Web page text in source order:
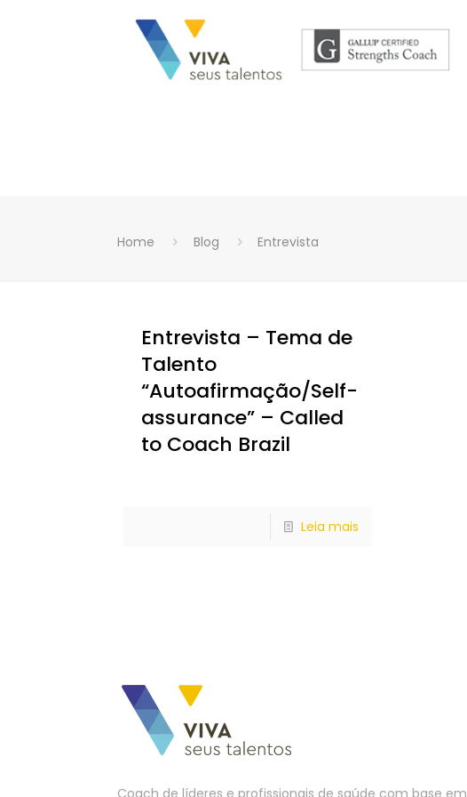
Home Blog Entrevista
Entrevista – Tema de
Talento
“Autoafirmação/Self-
assurance” – Called
to Coach Brazil
Leia mais
Coach de líderes e profissionais de saúde com base em